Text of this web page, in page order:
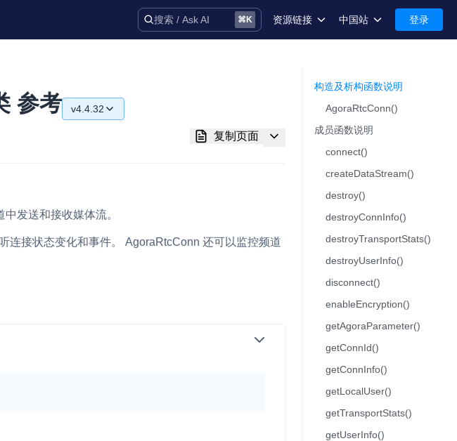
时转录翻译
呼叫 NEW
频互通
搜索 / Ask AI ⌘ K 资源链接
技术支持
中国站
International-English
登录
参考 v4.4.32
复制页面
发送和接收媒体流。
连接状态变化和事件。 AgoraRtcConn 还可以监控频道
构造及析构函数说明​
AgoraRtcConn()
成员函数说明​
connect()
createDataStream()
destroy()
destroyConnInfo()
destroyTransportStats()
destroyUserInfo()
disconnect()
enableEncryption()
getAgoraParameter()
getConnId()
getConnInfo()
getLocalUser()
getTransportStats()
getUserInfo()